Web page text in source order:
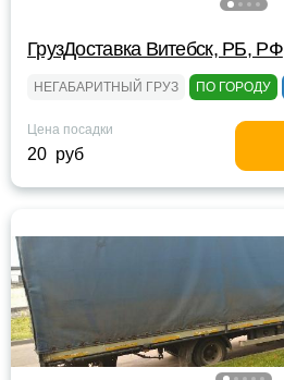
ГрузДоставка Витебск, РБ, РФ
НЕГАБАРИТНЫЙ ГРУЗ ПО ГОРОДУ
Цена посадки
20 руб